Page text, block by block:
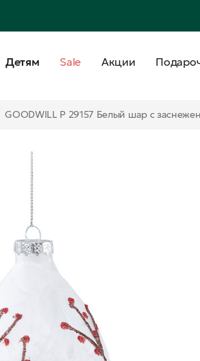
Детям Sale Акции
GOODWILL P 29157 Белый шар с